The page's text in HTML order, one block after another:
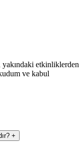
etkinliklerden
ve kabul
+